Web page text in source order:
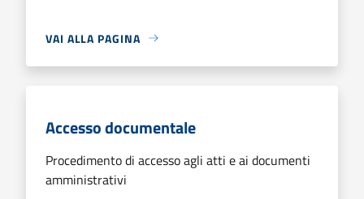
VAI ALLA PAGINA
Accesso documentale
Procedimento di accesso agli atti e ai documenti
amministrativi